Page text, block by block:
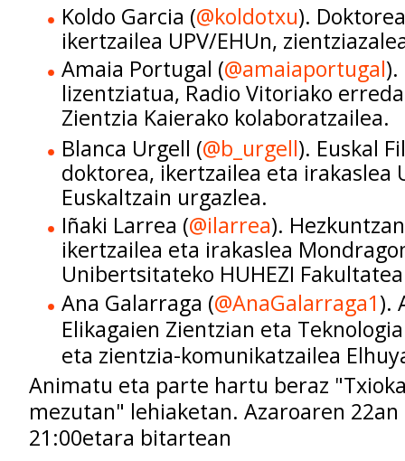
Koldo Garcia (@koldotxu).
ikertzailea UPV/EHUn,
Amaia Portugal (@amaiaportugal
lizentziatua, Radio Vitoriako
Zientzia Kaierako kolaboratzailea.
Blanca Urgell (@b_urgell). Euskal
doktorea, ikertzailea eta irakaslea
Euskaltzain urgazlea.
Iñaki Larrea (@ilarrea).
ikertzailea eta irakaslea
Unibertsitateko HUHEZI
Ana Galarraga (@AnaGalarraga1).
Elikagaien Zientzian eta
eta zientzia-komunikatzailea
Animatu eta parte hartu beraz
mezutan" lehiaketan. Azaroaren
21:00etara bitartean